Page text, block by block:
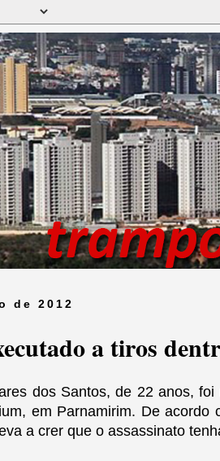
de 2012
a tiros
dos Santos, de 22 anos,
em Parnamirim. Deacordo
a crer que o assassinato